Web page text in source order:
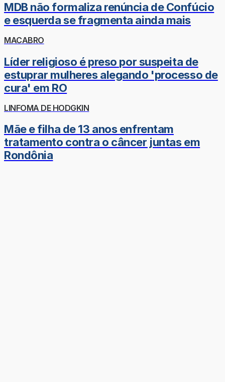
MDB não formaliza renúncia de Confúcio
e esquerda se fragmenta ainda mais
MACABRO
Líder religioso é preso por suspeita de
estuprar mulheres alegando 'processo de
cura' em RO
LINFOMA DE HODGKIN
Mãe e filha de 13 anos enfrentam
tratamento contra o câncer juntas em
Rondônia